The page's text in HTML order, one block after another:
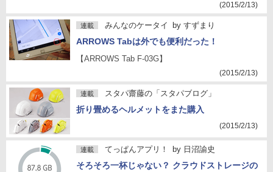
(2015/2/13)
連載 みんなのケータイ by すずまり
ARROWS Tabは外でも便利だった！
【ARROWS Tab F-03G】
(2015/2/13)
連載 スタパ齋藤の「スタパブログ」
折り畳めるヘルメットをまた購入
(2015/2/13)
連載 てっぱんアプリ！ by 日沼諭史
そろそろ一杯じゃない？ クラウドストレージの